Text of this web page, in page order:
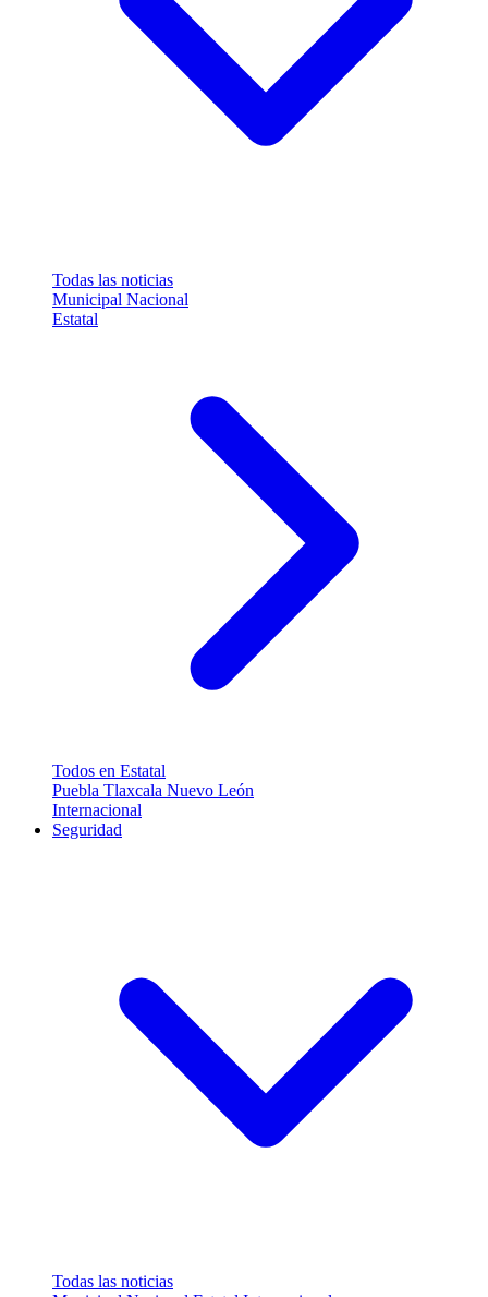
Todas las noticias
Municipal Nacional
Estatal
Todos en Estatal
Puebla Tlaxcala Nuevo León
Internacional
Seguridad
Todas las noticias